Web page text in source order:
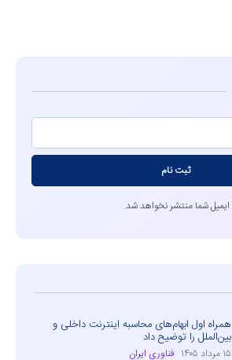
ثبت نام
ایمیل شما منتشر نخواهد شد.
همراه اول ابهام‌های محاسبه اینترنت داخلی و
بین‌الملل را توضیح داد
۱۵ مرداد ۱۴۰۵ فناوری ایران